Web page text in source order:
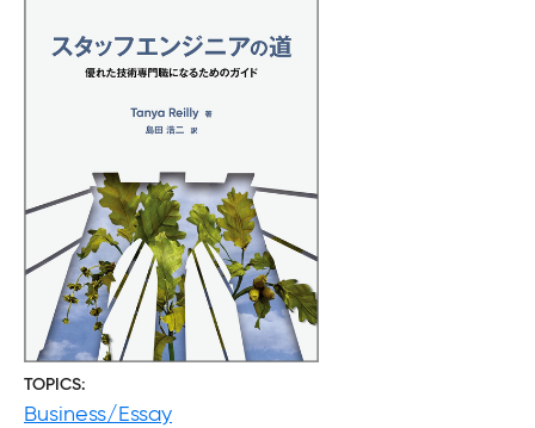
TOPICS
Business/Essay